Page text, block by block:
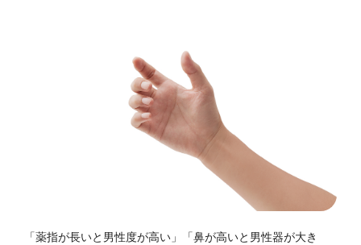
「薬指が長いと男性度が高い」「鼻が高いと男性器が大き